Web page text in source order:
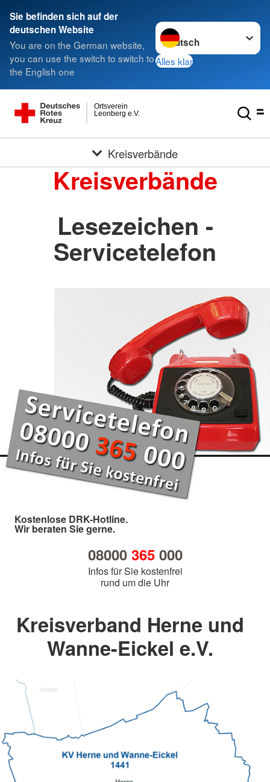
Sie befinden sich auf der
deutschen Website
You are on the German website,
you can use the switch to switch to
the English one
Sprache wechseln zu
Alles klar
Leonberg e.V.
Ortsverein
Kreisverbände
Kreisverbände
Lesezeichen -
Servicetelefon
Kostenlose DRK-Hotline.
Wir beraten Sie gerne.
08000 365000
Infos für Sie kostenfrei
rund um die Uhr
Kreisverband Herne und
Wanne-Eickel e.V.